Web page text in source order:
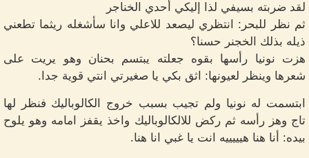
لقد ضربته بسيفي لذا إليكي أحدي الخناجر
ثم نظر للبحر: انتظري ليصعد للاعلي وانا سأشغله ريثما تطعني
ذيله بذلك الخجنر حسنا؟
هزت نونيا رأسها بقوه جعلته يبتسم بحنان وهو يريت على
شعرها وينظر لعيونها: اثق بكي يا صغيرتي انتي قوية جدا.
ابتسمت له نونيا ولم تجيب بسبب خروج الكالوباليك فنظر لها
تاج وهز رأسه ثم ركض للالكالوباليك واخذ يقفز امامه وهو يلوح
بيده: أنا هنا هيييييه انت يا غبي انا هنا.